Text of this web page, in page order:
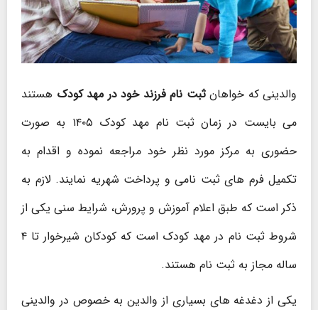
والدینی که خواهان ثبت نام فرزند خود در مهد کودک هستند
می بایست در زمان ثبت نام مهد کودک ۱۴۰۵ به صورت
حضوری به مرکز مورد نظر خود مراجعه نموده و اقدام به
تکمیل فرم های ثبت نامی و پرداخت شهریه نمایند. لازم به
ذکر است که طبق اعلام آموزش و پرورش، شرایط سنی یکی از
شروط ثبت نام در مهد کودک است که کودکان شیرخوار تا ۴
ساله مجاز به ثبت نام هستند.
یکی از دغدغه های بسیاری از والدین به خصوص در والدینی